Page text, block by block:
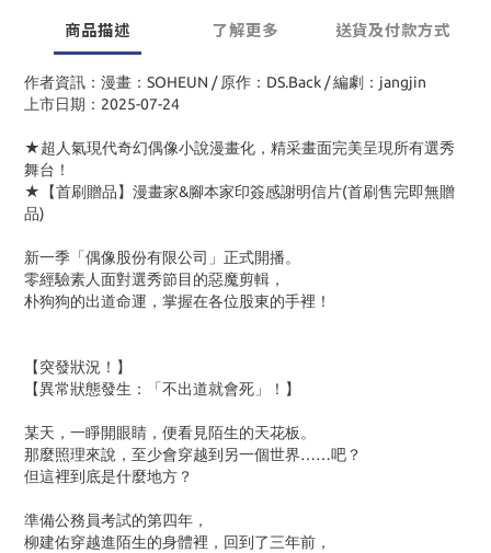
商品描述 了解更多 送貨及付款方式
作者資訊：漫畫：SOHEUN / 原作：DS.Back / 編劇：jangjin
上市日期：2025-07-24
★超人氣現代奇幻偶像小說漫畫化，精采畫面完美呈現所有選秀
舞台！
★【首刷贈品】漫畫家&腳本家印簽感謝明信片(首刷售完即無贈
品)
新一季「偶像股份有限公司」正式開播。
零經驗素人面對選秀節目的惡魔剪輯，
朴狗狗的出道命運，掌握在各位股東的手裡！
【突發狀況！】
【異常狀態發生：「不出道就會死」！】
某天，一睜開眼睛，便看見陌生的天花板。
那麼照理來說，至少會穿越到另一個世界……吧？
但這裡到底是什麼地方？
準備公務員考試的第四年，
柳建佑穿越進陌生的身體裡，回到了三年前，